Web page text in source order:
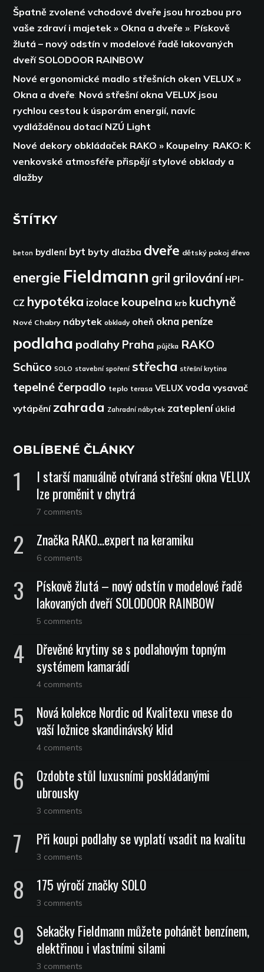
Špatně zvolené vchodové dveře jsou hrozbou pro
vaše zdraví i majetek » Okna a dveře »: Pískově
žlutá – nový odstín v modelové řadě lakovaných
dveří SOLODOOR RAINBOW
Nové ergonomické madlo střešních oken VELUX »
Okna a dveře: Nová střešní okna VELUX jsou
rychlou cestou k úsporám energií, navíc
vydlážděnou dotací NZÚ Light
Nové dekory obkládaček RAKO » Koupelny: RAKO: K
venkovské atmosféře přispějí stylové obklady a
dlažby
ŠTÍTKY
beton bydlení byt byty dlažba dveře dětský pokoj dřevo
energie Fieldmann gril grilování HPI-
CZ hypotéka izolace koupelna krb kuchyně
Nové Chabry nábytek obklady oheň okna peníze
podlaha podlahy Praha půjčka RAKO
Schüco SOLO stavební spoření střecha střešní krytina
tepelné čerpadlo teplo terasa VELUX voda vysavač
vytápění zahrada Zahradní nábytek zateplení úklid
OBLÍBENÉ ČLÁNKY
I starší manuálně otvíraná střešní okna VELUX
lze proměnit v chytrá
7 comments
Značka RAKO…expert na keramiku
6 comments
Pískově žlutá – nový odstín v modelové řadě
lakovaných dveří SOLODOOR RAINBOW
5 comments
Dřevěné krytiny se s podlahovým topným
systémem kamarádí
4 comments
Nová kolekce Nordic od Kvalitexu vnese do
vaší ložnice skandinávský klid
4 comments
Ozdobte stůl luxusními poskládanými
ubrousky
3 comments
Při koupi podlahy se vyplatí vsadit na kvalitu
3 comments
175 výročí značky SOLO
3 comments
Sekačky Fieldmann můžete pohánět benzínem,
elektřinou i vlastními silami
3 comments